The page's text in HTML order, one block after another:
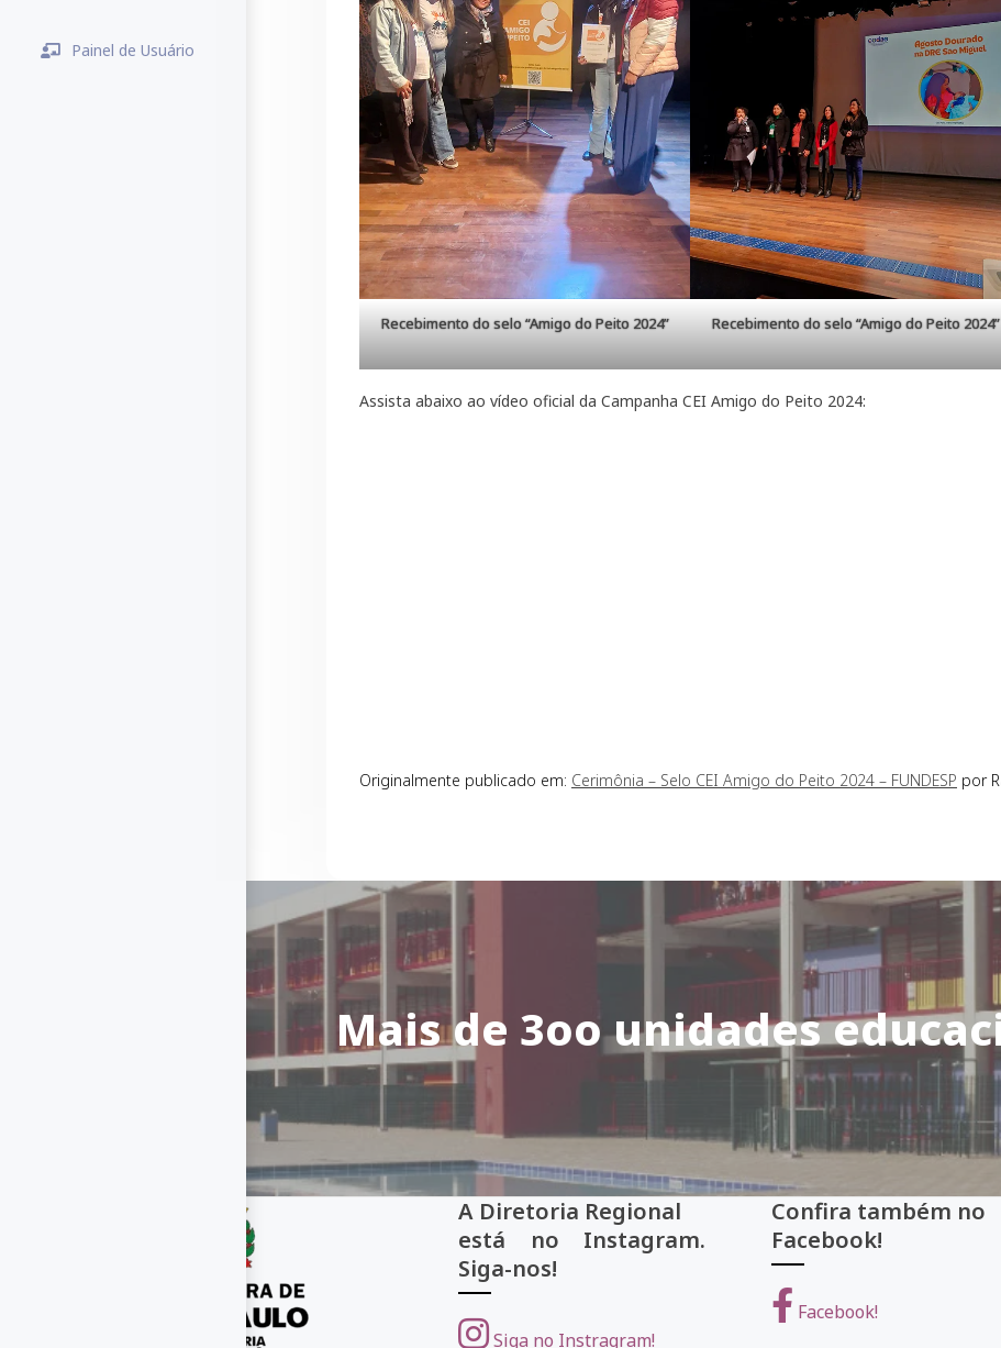
Painel de Usuário
Recebimento do selo “Amigo do Peito 2024” Recebimento do selo “Amigo do Peito 2024”
Assista abaixo ao vídeo oficial da Campanha CEI Amigo do Peito 2024:
Originalmente publicado em: Cerimônia – Selo CEI Amigo do Peito 2024 – FUNDESP por
Mais de 3oo unidades
A Diretoria Regional
está no Instagram.
Siga-nos!
Siga no Instragram!
Confira também
Facebook!
Facebook!